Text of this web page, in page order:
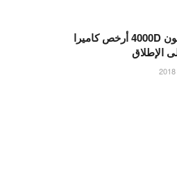
إطلاق كانون 4000D أرخص كاميرا